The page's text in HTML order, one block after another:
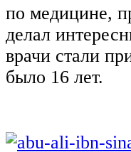
по медицине,
делал
врачи стали
было 16 лет.